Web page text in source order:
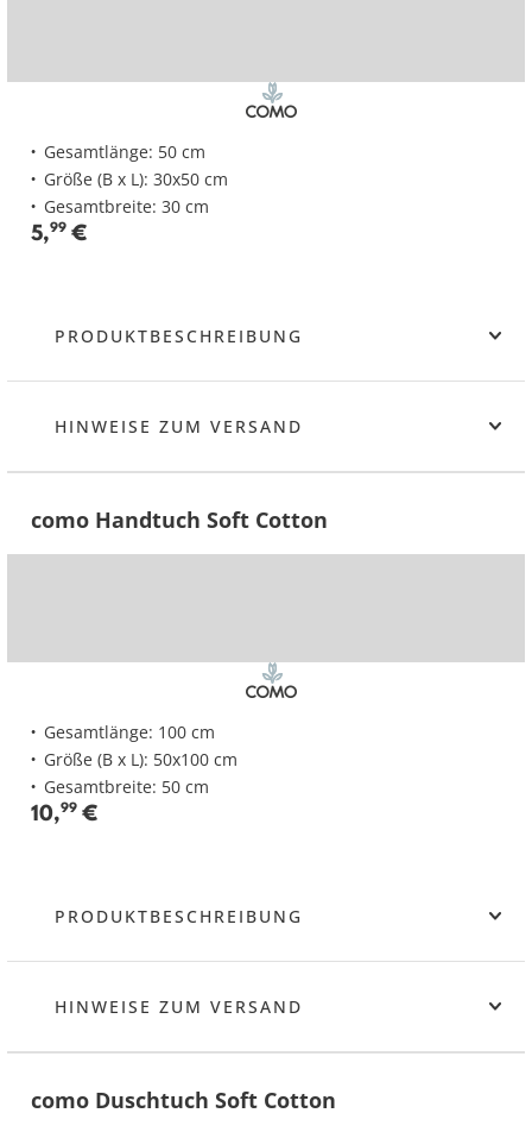
Gesamtlänge: 50 cm
Größe (B x L): 30x50 cm
Gesamtbreite: 30 cm
5,99€
PRODUKTBESCHREIBUNG
HINWEISE ZUM VERSAND
como Handtuch Soft Cotton
Gesamtlänge: 100 cm
Größe (B x L): 50x100 cm
Gesamtbreite: 50 cm
10,99€
PRODUKTBESCHREIBUNG
HINWEISE ZUM VERSAND
como Duschtuch Soft Cotton